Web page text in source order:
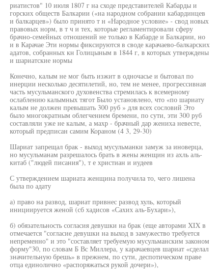
риатистов" 10 июля 1807 г на сходе представителей Кабарды и
горских обществ Балкарии («на народном собрании кабардинцев
и балкарцев») было принято т н «Народное условие» - свод новых
правовых норм, в т ч и тех, которые регламентировали сферу
брачно-семейных отношений не только в Кабарде и Балкарии, но
и в Карачае Эти нормы фиксируются в своде карачаево-балкарских
адатов, собранных кн Голицыным в 1844 г, в которых утверждены
и шариатские нормы
Конечно, калым не мог быть изжит в одночасье и бытовал по
инерции несколько десятилетий, но, тем не менее, прогрессивная
часть мусульманского духовенства стремилась к всемерному
ослаблению калымных тягот Было установлено, что «по шариату
калым не должен превышать 300 руб » для всех сословий Это
было многократным облегчением бремени, по сути, эти 300 руб
составляли уже не калым, а махр - брачный дар жениха невесте,
который предписан самим Кораном (4 3, 29-30)
Шариат запрещал брак - выход мусульманки замуж за иноверца,
но мусульманам разрешалось брать в жены женщин из ахль аль-
китаб ("людей писания"), т е христиан и иудеев
С утверждением шариата женщина получила то, чего лишена
была по адату
а) право на развод, шариат привнес развод хуль, который
инициируется женой (сб хадисов «Сахих аль-Бухари»),
б) обязательность согласия девушки на брак (еще авторами XIX в
отмечается "согласие девушки на выход в замужество требуется
непременно" и это "составляет требуемую мусульманским законом
форму"30, по словам Б Вс Миллера, у карачаевцев шариат «сделал
значительную брешь» в прежнем, по сути, деспотическом праве
отца единолично «распоряжаться рукой дочери»),